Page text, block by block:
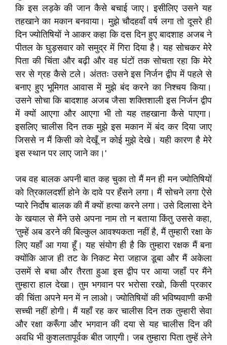
कि इस लड़के की जान कैसे बचाई जाए। इसीलिए उसने यह
तहखाने का मकान बनवाया। मुझे चौदहवाँ वर्ष लगा तो दूसरे ही
दिन ज्योतिषियों ने आकर कहा कि दस दिन हुए बादशाह अजब ने
पीतल के घुड़सवार को समुद्र में गिरा दिया है। यह सोचकर मेरे
पिता की चिंता और बढ़ी और वह घंटों तक सोचता रहा कि मेरे
सर से ग्रह कैसे टले। अंततः उसने इस निर्जन द्वीप में पहले से
बनाए हुए भूमिगत आवास में मुझे बंद करने का निश्चय किया।
उसने सोचा कि बादशाह अजब जैसा शक्तिशाली इस निर्जन द्वीप
में क्यों आएगा और आएगा भी तो यह तहखाना कैसे पाएगा।
इसलिए चालीस दिन तक मुझे इस मकान में बंद कर दिया जाए
जिससे न मैं किसी को देखूँ न कोई मुझे देखे। यही कारण है मेरे
इस स्थान पर लाए जाने का।'
जब वह बालक अपनी बात कह चुका तो मैं मन ही मन ज्योतिषियों
को त्रिकालदर्शी होने के दावे पर हँसने लगा। मैं सोचने लगा ऐसे
प्यारे निर्दोष बालक की मैं क्यों हत्या करने लगा। उसे दिलासा देने
के खयाल से मैंने उसे अपना नाम तो न बताया किंतु उससे कहा,
'तुम्हें अब डरने की बिल्कुल आवश्यकता नहीं है, मैं तुम्हारी रक्षा के
लिए यहाँ आ गया हूँ। यह संयोग ही है कि तुम्हारा रक्षक मैं बना
क्योंकि आज ही तट के निकट मेरा जहाज डूबा और मैं अकेला
उसमें से बचा और तैरता हुआ इस द्वीप पर आया जहाँ पर मैंने
तुम्हारा हाल देखा। तुम भगवान पर भरोसा रखो, किसी प्रकार
की चिंता अपने मन में न लाओ। ज्योतिषियों की भविष्यवाणी कभी
सच्ची नहीं होगी। मैं यहाँ रह कर चालीस दिन तक तुम्हारी सेवा
और रक्षा करूँगा और भगवान की दया से यह चालीस दिन की
अवधि भी कुशलतापूर्वक बीत जाएगी। जब तुम्हारा पिता तुम्हें लेने